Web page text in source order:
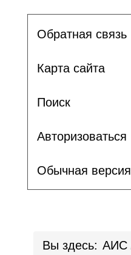
Обратная связь
Карта сайта
Поиск
Авторизоваться
Обычная версия
Вы здесь: АИС